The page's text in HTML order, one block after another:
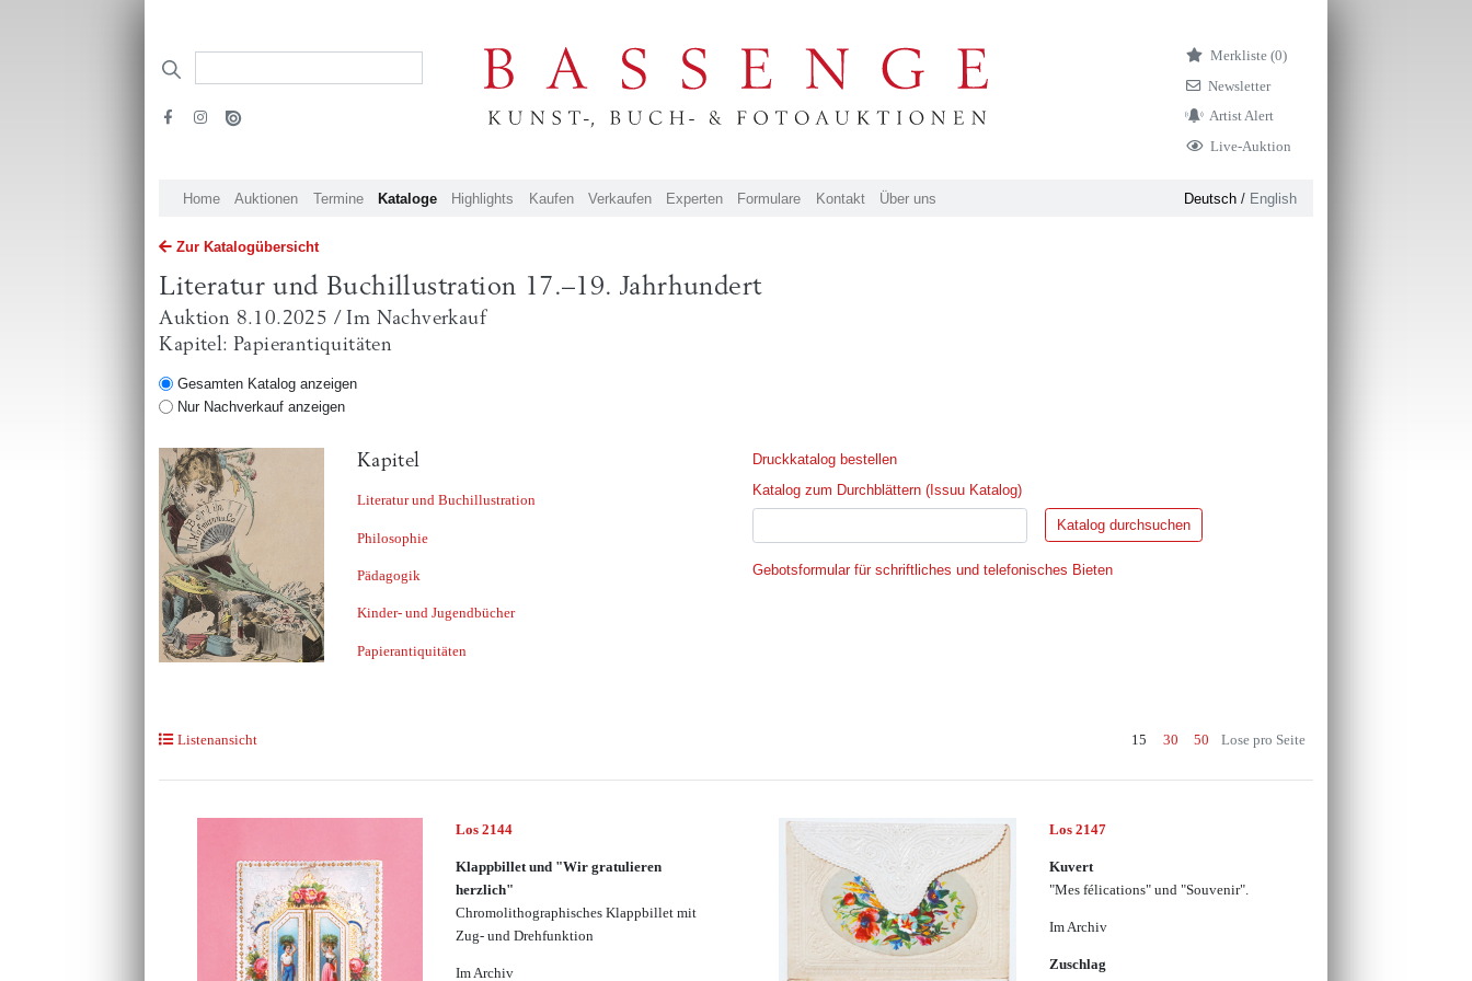
Merkliste (0)
Newsletter
Artist Alert
Live-Auktion
Home Auktionen Termine Kataloge Highlights Kaufen Verkaufen Experten Formulare Kontakt Über uns Deutsch/ English
Zur Katalogübersicht
Literatur und Buchillustration 17.–19. Jahrhundert
Auktion 8.10.2025 / Im Nachverkauf
Kapitel: Papierantiquitäten
Gesamten Katalog anzeigen
Nur Nachverkauf anzeigen
Kapitel
Literatur und Buchillustration
Philosophie
Pädagogik
Kinder- und Jugendbücher
Papierantiquitäten
Druckkatalog bestellen
Katalog zum Durchblättern (Issuu Katalog)
Gebotsformular für schriftliches und telefonisches Bieten
Listenansicht 15 30 50 Lose pro Seite
Los 2144
Klappbillet und "Wir gratulieren
herzlich"
Chromolithographisches Klappbillet mit
Zug- und Drehfunktion
Im Archiv
Los 2147
Kuvert
"Mes félications" und "Souvenir".
Im Archiv
Zuschlag